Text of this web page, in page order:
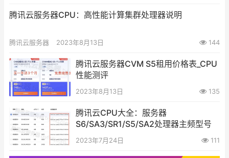
腾讯云服务器CPU：高性能计算集群处理器说明
腾讯云服务器 2023年8月13日 144
腾讯云服务器CVM S5租用价格表_CPU
性能测评
2023年8月13日 135
腾讯云CPU大全：服务器
S6/SA3/SR1/S5/SA2处理器主频型号
2023年7月24日 111